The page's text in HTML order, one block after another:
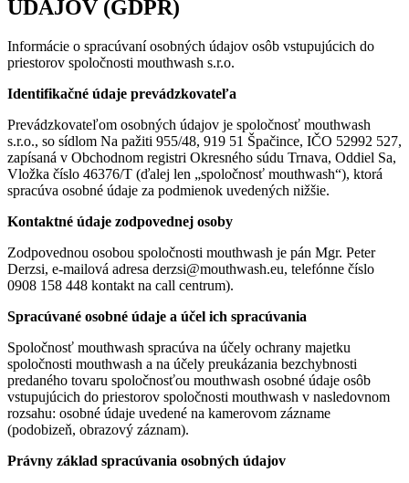
ÚDAJOV (GDPR)
Informácie o spracúvaní osobných údajov osôb vstupujúcich do
priestorov spoločnosti mouthwash s.r.o.
Identifikačné údaje prevádzkovateľa
Prevádzkovateľom osobných údajov je spoločnosť mouthwash
s.r.o., so sídlom Na pažiti 955/48, 919 51 Špačince, IČO 52992 527,
zapísaná v Obchodnom registri Okresného súdu Trnava, Oddiel Sa,
Vložka číslo 46376/T (ďalej len „spoločnosť mouthwash“), ktorá
spracúva osobné údaje za podmienok uvedených nižšie.
Kontaktné údaje zodpovednej osoby
Zodpovednou osobou spoločnosti mouthwash je pán Mgr. Peter
Derzsi, e-mailová adresa derzsi@mouthwash.eu, telefónne číslo
0908 158 448 kontakt na call centrum).
Spracúvané osobné údaje a účel ich spracúvania
Spoločnosť mouthwash spracúva na účely ochrany majetku
spoločnosti mouthwash a na účely preukázania bezchybnosti
predaného tovaru spoločnosťou mouthwash osobné údaje osôb
vstupujúcich do priestorov spoločnosti mouthwash v nasledovnom
rozsahu: osobné údaje uvedené na kamerovom zázname
(podobizeň, obrazový záznam).
Právny základ spracúvania osobných údajov